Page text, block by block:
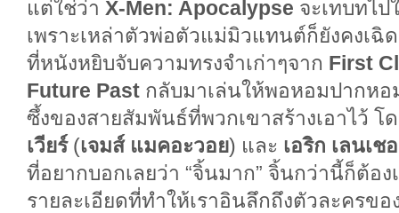
แต่ใช่ว่า X-Men: Apocalypse จะเทบทไป
เพราะเหล่าตัวพ่อตัวแม่มิวแทนต์ก็ยังคงเฉิ
ที่หนังหยิบจับความทรงจำเก่าๆจาก First
Future Past กลับมาเล่นให้พอหอมปากห
ซึ้งของสายสัมพันธ์ที่พวกเขาสร้างเอาไว้ โ
เวียร์(เจมส์ แมคอะวอย) และ เอริก เลนเช
ที่อยากบอกเลยว่า “จิ้นมาก” จิ้นกว่านี้ก็ต้อ
รายละเอียดที่ทำให้เราอินลึกถึงตัวละครข